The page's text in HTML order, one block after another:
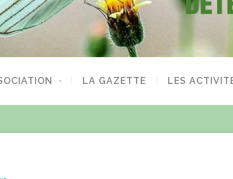
LA GAZETTE LES